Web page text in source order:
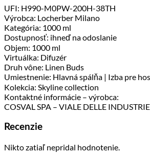
UFI: H990-M0PW-200H-38TH
Výrobca: Locherber Milano
Kategória: 1000 ml
Dostupnosť: ihneď na odoslanie
Objem: 1000 ml
Virtuálka: Difuzér
Druh vône: Linen Buds
Umiestnenie: Hlavná spálňa | Izba pre
Kolekcia: Skyline collection
Kontaktné informácie – výrobca:
COSVAL SPA – VIALE DELLE
Recenzie
Nikto zatiaľ nepridal hodnotenie.